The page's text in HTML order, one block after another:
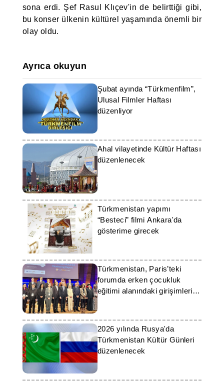
sona erdi. Şef Rasul Klıçev'in de belirttiği gibi,
bu konser ülkenin kültürel yaşamında önemli bir
olay oldu.
Ayrıca okuyun
Şubat ayında “Türkmenfilm”,
Ulusal Filmler Haftası
düzenliyor
Ahal vilayetinde Kültür Haftası
düzenlenecek
Türkmenistan yapımı
“Besteci” filmi Ankara'da
gösterime girecek
Türkmenistan, Paris’teki
forumda erken çocukluk
eğitimi alanındaki girişimlerini
sundu
2026 yılında Rusya'da
Türkmenistan Kültür Günleri
düzenlenecek